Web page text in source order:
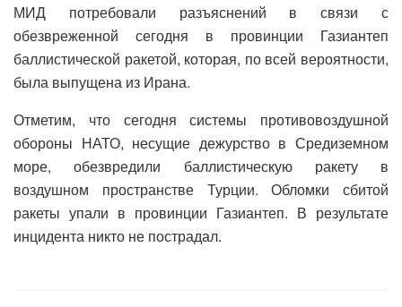
МИД потребовали разъяснений в связи с
обезвреженной сегодня в провинции Газиантеп
баллистической ракетой, которая, по всей вероятности,
была выпущена из Ирана.
Отметим, что сегодня системы противовоздушной
обороны НАТО, несущие дежурство в Средиземном
море, обезвредили баллистическую ракету в
воздушном пространстве Турции. Обломки сбитой
ракеты упали в провинции Газиантеп. В результате
инцидента никто не пострадал.